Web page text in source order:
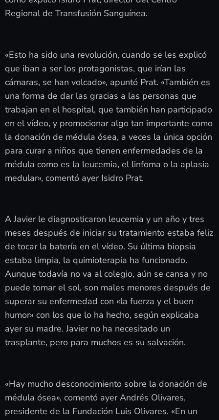
Regional de Transfusión Sanguínea.
«Esto ha sido una revolución, cuando se les explicó
que iban a ser los protagonistas, que irían las
cámaras, se han volcado», apuntó Prat. «También es
una forma de dar las gracias a las personas que
trabajan en el hospital, que también han participado
en el vídeo, y promocionar algo tan importante como
la donación de médula ósea, a veces la única opción
para curar a niños que tienen enfermedades de la
médula como es la leucemia, el linfoma o la aplasia
medular», comentó ayer Isidro Prat.
A Javier le diagnosticaron leucemia y un año y tres
meses después de iniciar su tratamiento estaba feliz
de tocar la batería en el vídeo. Su última biopsia
estaba limpia, la quimioterapia ha funcionado.
Aunque todavía no va al colegio, aún se cansa y no
puede tomar el sol, son males menores después de
superar su enfermedad con «la fuerza y el buen
humor» con los que lo ha hecho, según explicaba
ayer su madre. Javier no ha necesitado un
trasplante, pero para muchos es su salvación.
«Hay mucho desconocimiento sobre la donación de
médula ósea», comentó ayer Andrés Olivares,
presidente de la Fundación Luis Olivares. «En un